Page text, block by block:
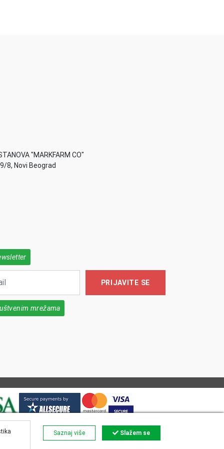
"MARKFARM CO"
8, Novi Beograd
PRIJAVITE SE
mrežama
Saznaj više Slažem se